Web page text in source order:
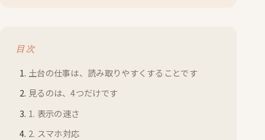
目次
土台の仕事は、読み取りやすくすることです
見るのは、4つだけです
1. 表示の速さ
2. スマホ対応